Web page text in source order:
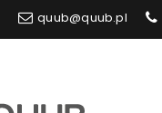
quub@quub.pl